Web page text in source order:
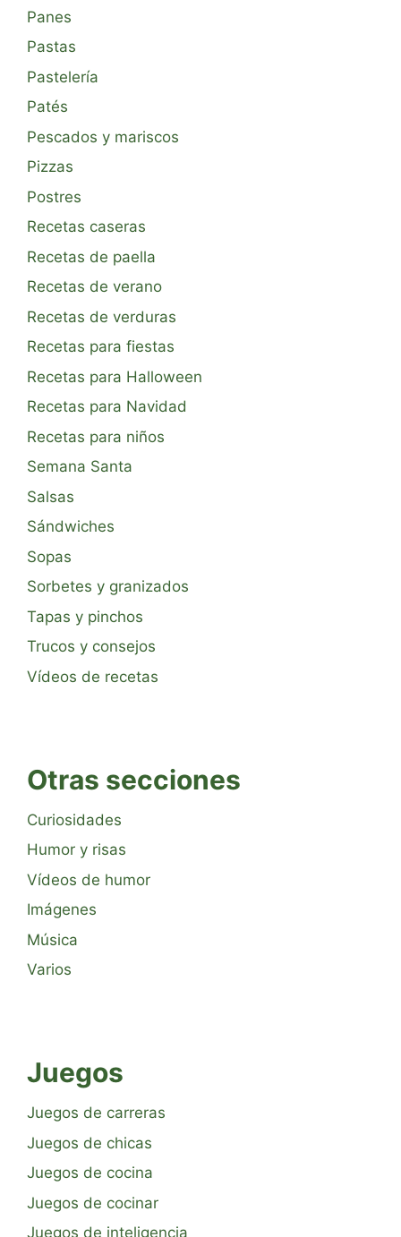
Panes
Pastas
Pastelería
Patés
Pescados y mariscos
Pizzas
Postres
Recetas caseras
Recetas de paella
Recetas de verano
Recetas de verduras
Recetas para fiestas
Recetas para Halloween
Recetas para Navidad
Recetas para niños
Semana Santa
Salsas
Sándwiches
Sopas
Sorbetes y granizados
Tapas y pinchos
Trucos y consejos
Vídeos de recetas
Otras secciones
Curiosidades
Humor y risas
Vídeos de humor
Imágenes
Música
Varios
Juegos
Juegos de carreras
Juegos de chicas
Juegos de cocina
Juegos de cocinar
Juegos de inteligencia